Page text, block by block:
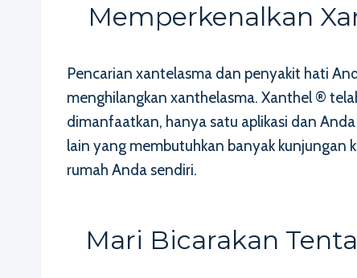
Memperkenalkan
Pencarian xantelasma dan penyakit hati
menghilangkan xanthelasma. Xanthel ®
dimanfaatkan, hanya satu aplikasi dan
lain yang membutuhkan banyak kunjungan
rumah Anda sendiri.
Mari Bicarakan